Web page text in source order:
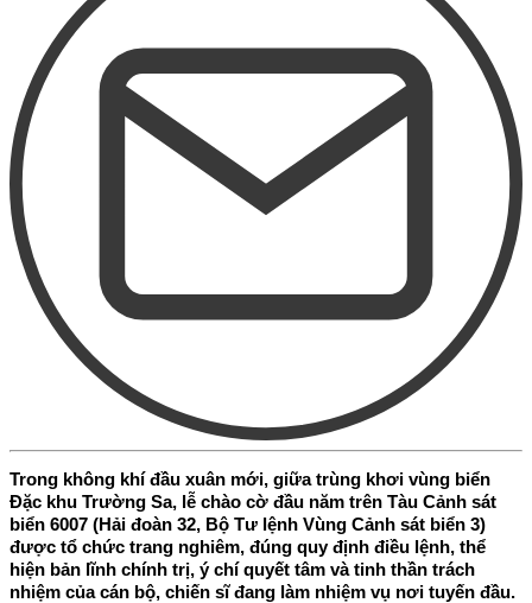
Trong không khí đầu xuân mới, giữa trùng khơi vùng biển
Đặc khu Trường Sa, lễ chào cờ đầu năm trên Tàu Cảnh sát
biển 6007 (Hải đoàn 32, Bộ Tư lệnh Vùng Cảnh sát biển 3)
được tổ chức trang nghiêm, đúng quy định điều lệnh, thể
hiện bản lĩnh chính trị, ý chí quyết tâm và tinh thần trách
nhiệm của cán bộ, chiến sĩ đang làm nhiệm vụ nơi tuyến đầu.